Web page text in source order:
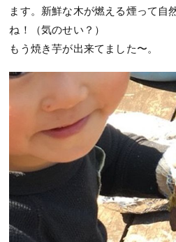
ます。新鮮な木が燃える煙って自
ね！（気のせい？）
もう焼き芋が出来てました〜。